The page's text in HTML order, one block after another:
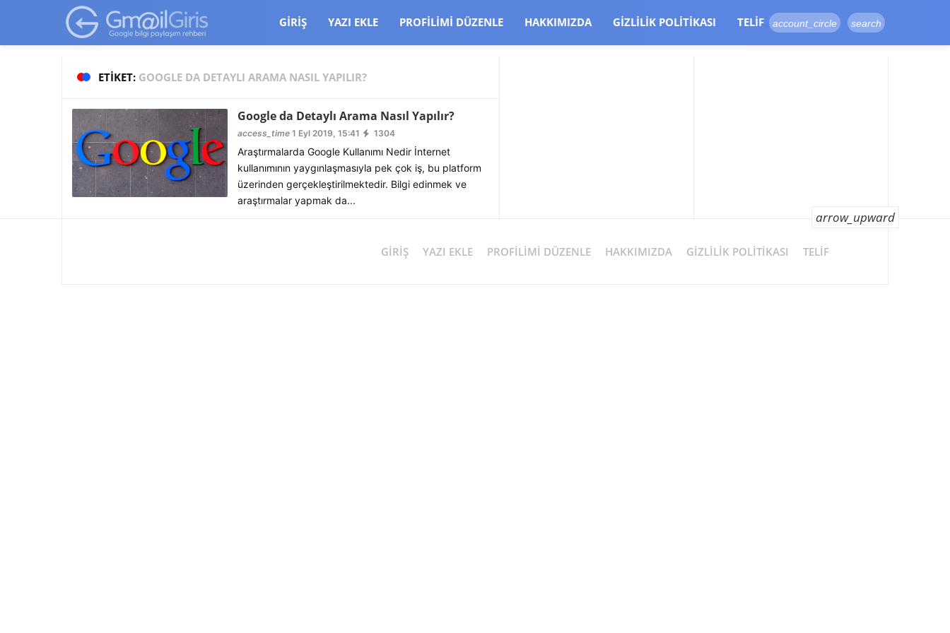
google-site-verification=vqSI0upH550kabR5X8xpjMYieaXmuBueYgCJBW3uetM
GIRIŞ YAZI EKLE PROFILIMI DÜZENLE HAKKIMIZDA GIZLILIK POLITIKASI TELIF account_circle search
ETIKET: GOOGLE DA DETAYLI ARAMA NASIL YAPILIR?
Google da Detaylı Arama Nasıl Yapılır?
access_time 1 Eyl 2019, 15:41 1304
Araştırmalarda Google Kullanımı Nedir İnternet
kullanımının yaygınlaşmasıyla pek çok iş, bu platform
üzerinden gerçekleştirilmektedir. Bilgi edinmek ve
araştırmalar yapmak da...
GIRIŞ YAZI EKLE PROFILIMI DÜZENLE HAKKIMIZDA GIZLILIK POLITIKASI TELIF
arrow_upward